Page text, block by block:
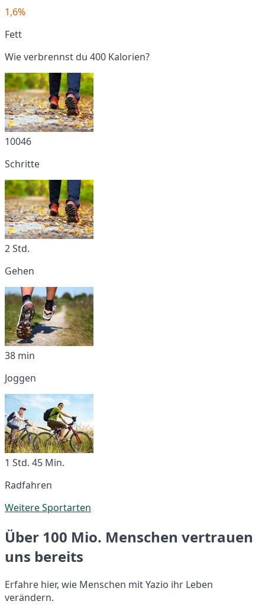
1,6%
Fett
Wie verbrennst du 400 Kalorien?
10046
Schritte
2 Std.
Gehen
38 min
Joggen
1 Std. 45 Min.
Radfahren
Weitere Sportarten
Über 100 Mio. Menschen vertrauen
uns bereits
Erfahre hier, wie Menschen mit Yazio ihr Leben
verändern.